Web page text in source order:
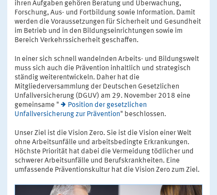
ihren Aufgaben gehören Beratung und Überwachung,
Forschung, Aus- und Fortbildung sowie Information. Damit
werden die Voraussetzungen für Sicherheit und Gesundheit
im Betrieb und in den Bildungseinrichtungen sowie im
Bereich Verkehrssicherheit geschaffen.
In einer sich schnell wandelnden Arbeits- und Bildungswelt
muss sich auch die Prävention inhaltlich und strategisch
ständig weiterentwickeln. Daher hat die
Mitgliederversammlung der Deutschen Gesetzlichen
Unfallversicherung (DGUV) am 29. November 2018 eine
gemeinsame "
Position der gesetzlichen
Unfallversicherung zur Prävention" beschlossen.
Unser Ziel ist die Vision Zero. Sie ist die Vision einer Welt
ohne Arbeitsunfälle und arbeitsbedingte Erkrankungen.
Höchste Priorität hat dabei die Vermeidung tödlicher und
schwerer Arbeitsunfälle und Berufskrankheiten. Eine
umfassende Präventionskultur hat die Vision Zero zum Ziel.